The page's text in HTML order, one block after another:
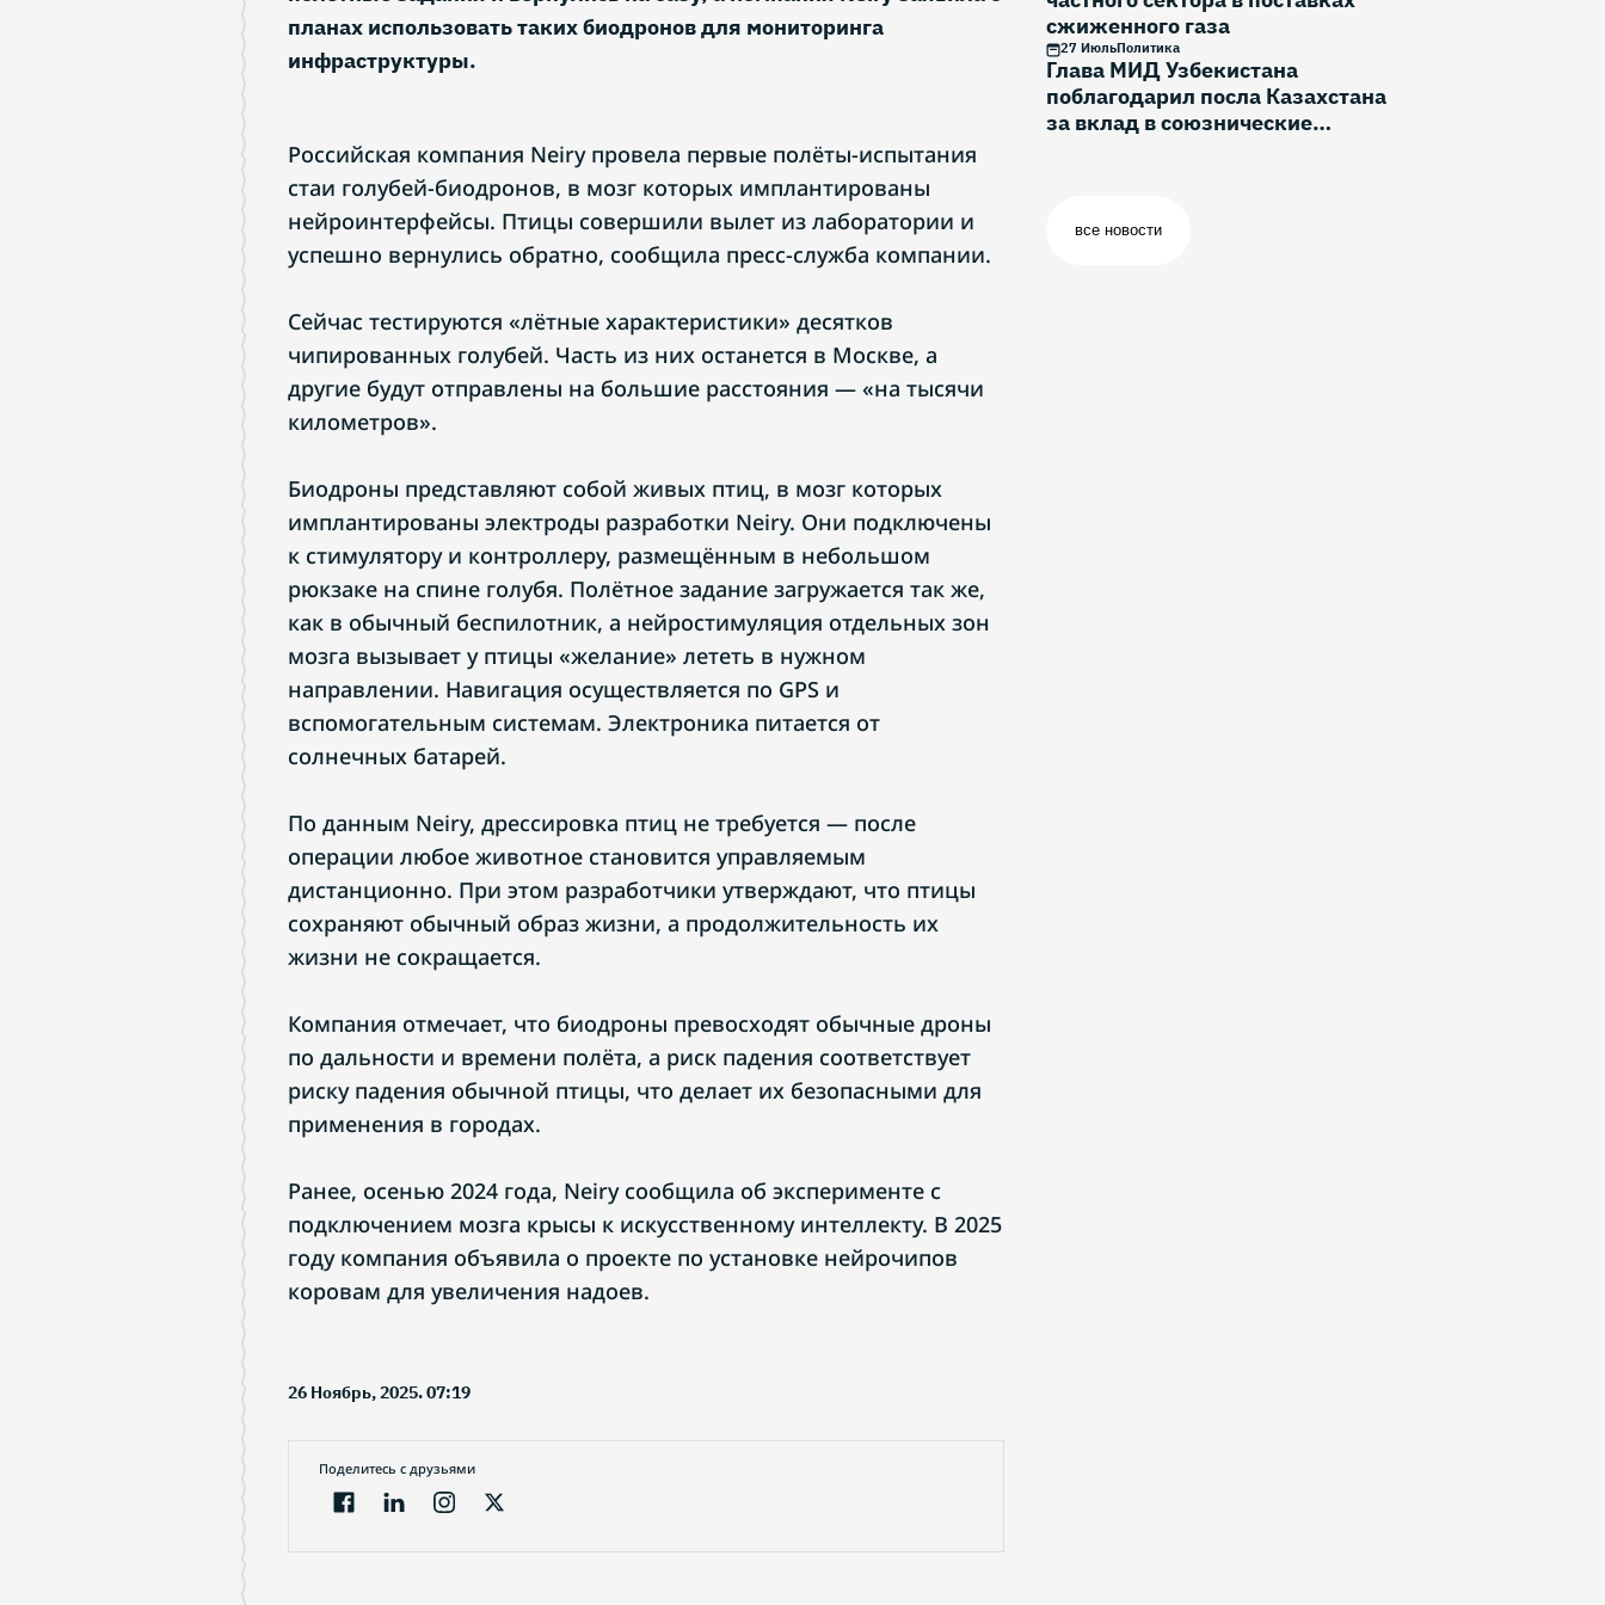
планах использовать таких биодронов для мониторинга
инфраструктуры.
Российская компания Neiry провела первые полёты-испытания
стаи голубей-биодронов, в мозг которых имплантированы
нейроинтерфейсы. Птицы совершили вылет из лаборатории и
успешно вернулись обратно, сообщила пресс-служба компании.
Сейчас тестируются «лётные характеристики» десятков
чипированных голубей. Часть из них останется в Москве, а
другие будут отправлены на большие расстояния — «на тысячи
километров».
Биодроны представляют собой живых птиц, в мозг которых
имплантированы электроды разработки Neiry. Они подключены
к стимулятору и контроллеру, размещённым в небольшом
рюкзаке на спине голубя. Полётное задание загружается так же,
как в обычный беспилотник, а нейростимуляция отдельных зон
мозга вызывает у птицы «желание» лететь в нужном
направлении. Навигация осуществляется по GPS и
вспомогательным системам. Электроника питается от
солнечных батарей.
По данным Neiry, дрессировка птиц не требуется — после
операции любое животное становится управляемым
дистанционно. При этом разработчики утверждают, что птицы
сохраняют обычный образ жизни, а продолжительность их
жизни не сокращается.
Компания отмечает, что биодроны превосходят обычные дроны
по дальности и времени полёта, а риск падения соответствует
риску падения обычной птицы, что делает их безопасными для
применения в городах.
Ранее, осенью 2024 года, Neiry сообщила об эксперименте с
подключением мозга крысы к искусственному интеллекту. В 2025
году компания объявила о проекте по установке нейрочипов
коровам для увеличения надоев.
26 Ноябрь, 2025. 07:19
Поделитесь с друзьями
сжиженного газа
27 ИюльПолитика
Глава МИД Узбекистана
поблагодарил посла Казахстана
за вклад в союзнические
все новости